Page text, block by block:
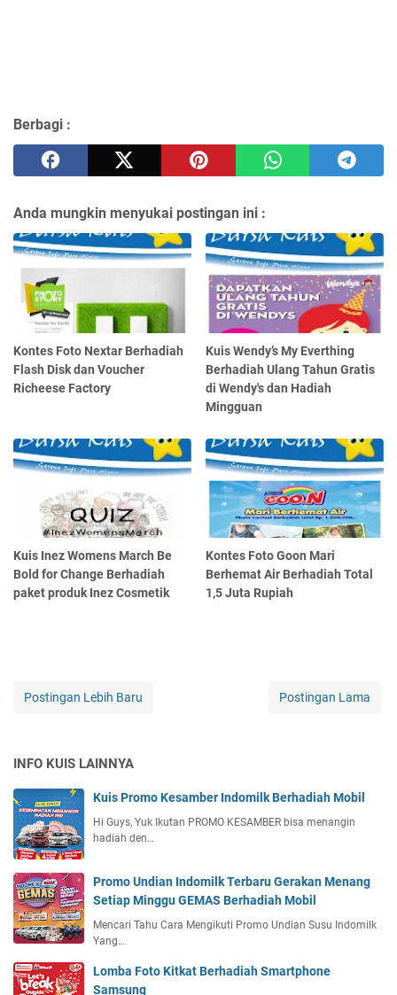
Berbagi :
Anda mungkin menyukai postingan ini :
Kontes Foto Nextar Berhadiah
Flash Disk dan Voucher
Richeese Factory
Kuis Wendy’s My Everthing
Berhadiah Ulang Tahun Gratis
di Wendy's dan Hadiah
Mingguan
Kuis Inez Womens March Be
Bold for Change Berhadiah
paket produk Inez Cosmetik
Kontes Foto Goon Mari
Berhemat Air Berhadiah Total
1,5 Juta Rupiah
Postingan Lebih Baru Postingan Lama
INFO KUIS LAINNYA
Kuis Promo Kesamber Indomilk Berhadiah Mobil
Hi Guys, Yuk Ikutan PROMO KESAMBER bisa menangin
hadiah den…
Promo Undian Indomilk Terbaru Gerakan Menang
Setiap Minggu GEMAS Berhadiah Mobil
Mencari Tahu Cara Mengikuti Promo Undian Susu Indomilk
Yang…
Lomba Foto Kitkat Berhadiah Smartphone
Samsung